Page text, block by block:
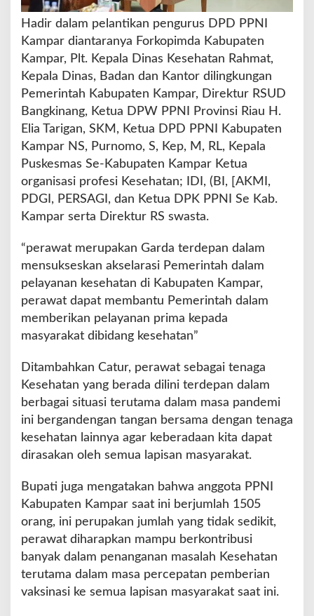
Hadir dalam pelantikan pengurus DPD PPNI
Kampar diantaranya Forkopimda Kabupaten
Kampar, Plt. Kepala Dinas Kesehatan Rahmat,
Kepala Dinas, Badan dan Kantor dilingkungan
Pemerintah Kabupaten Kampar, Direktur RSUD
Bangkinang, Ketua DPW PPNI Provinsi Riau H.
Elia Tarigan, SKM, Ketua DPD PPNI Kabupaten
Kampar NS, Purnomo, S, Kep, M, RL, Kepala
Puskesmas Se-Kabupaten Kampar Ketua
organisasi profesi Kesehatan; IDI, (BI, [AKMI,
PDGI, PERSAGI, dan Ketua DPK PPNI Se Kab.
Kampar serta Direktur RS swasta.
“perawat merupakan Garda terdepan dalam
mensukseskan akselarasi Pemerintah dalam
pelayanan kesehatan di Kabupaten Kampar,
perawat dapat membantu Pemerintah dalam
memberikan pelayanan prima kepada
masyarakat dibidang kesehatan”
Ditambahkan Catur, perawat sebagai tenaga
Kesehatan yang berada dilini terdepan dalam
berbagai situasi terutama dalam masa pandemi
ini bergandengan tangan bersama dengan tenaga
kesehatan lainnya agar keberadaan kita dapat
dirasakan oleh semua lapisan masyarakat.
Bupati juga mengatakan bahwa anggota PPNI
Kabupaten Kampar saat ini berjumlah 1505
orang, ini perupakan jumlah yang tidak sedikit,
perawat diharapkan mampu berkontribusi
banyak dalam penanganan masalah Kesehatan
terutama dalam masa percepatan pemberian
vaksinasi ke semua lapisan masyarakat saat ini.